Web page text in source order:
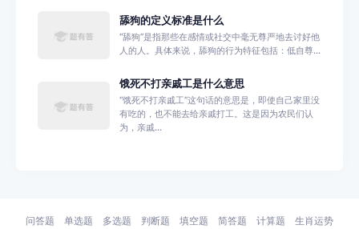
舔狗的定义标准是什么
‌“舔狗”是指那些在感情或社交中毫无尊严地去讨好他
人的人。‌具体来说，舔狗的行为特征包括：‌‌低自尊...
饿死不打亲戚工是什么意思
“饿死不打亲戚工”这句话的意思是，即使自己家里没
有吃的，也不能去给亲戚打工。这是因为农民们认
为，亲戚...
问答题 单选题 多选题 判断题 填空题 简答题 计算题 生肖运势